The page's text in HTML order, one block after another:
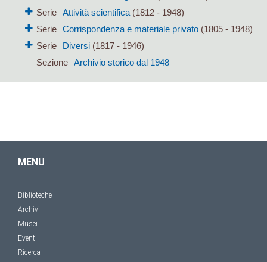
Serie Attività scientifica(1812 - 1948)
Serie Corrispondenza e materiale privato(1805 - 1948)
Serie
Diversi(1817 - 1946)
Sezione Archivio storico dal 1948
MENU
Biblioteche
Archivi
Musei
Eventi
Ricerca